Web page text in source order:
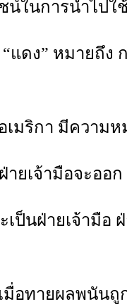
น์ในการนำไป
แดง” หมายถึ
มริกา มีความห
ยเจ้ามือจะออก
นฝ่ายเจ้ามือ
อทายผลพนัน